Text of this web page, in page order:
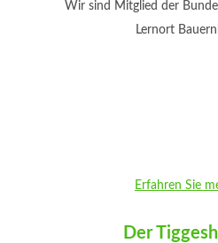
Wir sind Mitglied der
Lernort
Erfahren Sie
Der